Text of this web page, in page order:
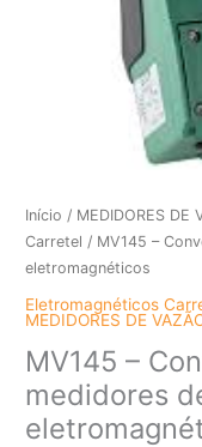
Início / MEDIDORES DE
Carretel / MV145 –
eletromagnéticos
Eletromagnéticos
MEDIDORES DE
MV145 –
medidores